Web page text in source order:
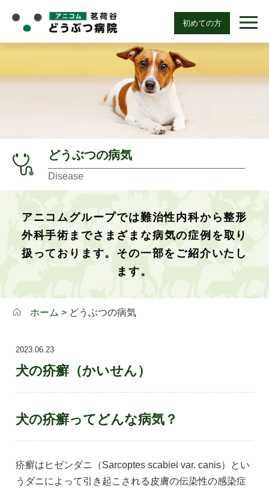
初めての方
どうぶつの病気
Disease
アニコムグループでは難治性内科から整形
外科手術までさまざまな病気の症例を取り
扱っております。 その一部をご紹介いたし
ます。
ホーム > どうぶつの病気
2023.06.23
犬の疥癬（かいせん）
犬の疥癬ってどんな病気？
疥癬はヒゼンダニ（Sarcoptes scabiei var. canis）とい
うダニによって引き起こされる皮膚の伝染性の感染症